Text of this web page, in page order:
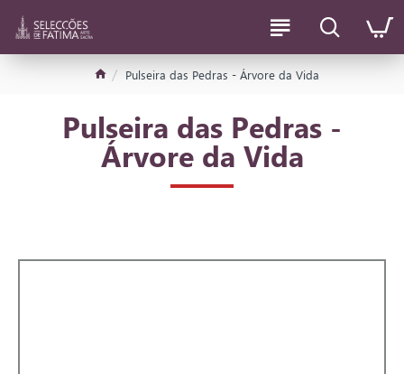
Pulseira das Pedras - Árvore da Vida
Pulseira das Pedras -
Árvore da Vida